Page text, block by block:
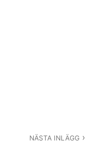
NÄSTA INLÄGG